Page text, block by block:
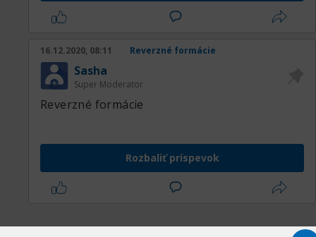
• Večerná a ranná hviezda (Evening/Morning
star)
• Padajúca hviezda (Shooting star)
16.12.2020, 08:11 Reverzné formácie
Sasha
Super Moderator
Reverzné formácie
Rozbaliť príspevok